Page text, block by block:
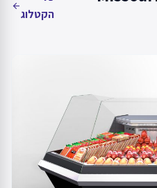
הקטלוג
arrow_back